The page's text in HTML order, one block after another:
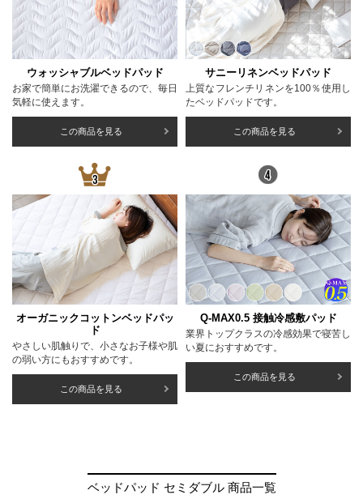
ウォッシャブルベッドパッド
お家で簡単にお洗濯できるので、毎日
気軽に使えます。
この商品を見る
サニーリネンベッドパッド
上質なフレンチリネンを100％使用し
たベッドパッドです。
この商品を見る
オーガニックコットンベッドパッ
ド
やさしい肌触りで、小さなお子様や肌
の弱い方にもおすすめです。
この商品を見る
Q-MAX0.5 接触冷感敷パッド
業界トップクラスの冷感効果で寝苦し
い夏におすすめです。
この商品を見る
ベッドパッド セミダブル 商品一覧